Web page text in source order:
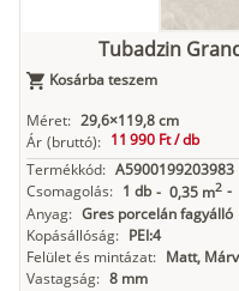
Tubadzin
Kosárba teszem
Méret: 29,6×119,8 cm
Ár (bruttó): 11 990 Ft /db
Termékkód: A5900199203983
Csomagolás: 1 db - 0,35 m2 -
Anyag: Gres porcelán fagyálló
Kopásállóság: PEI:4
Felület és mintázat: Matt,
Vastagság: 8 mm